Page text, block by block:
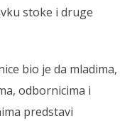
stoke i druge
bio je da mladima,
odbornicima i
predstavi